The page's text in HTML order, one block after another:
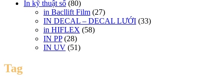
In kỹ thuật số (80)
in Bacllift Film (27)
IN DECAL – DECAL LƯỚI (33)
in HIFLEX (58)
IN PP(28)
IN UV (51)
Tag